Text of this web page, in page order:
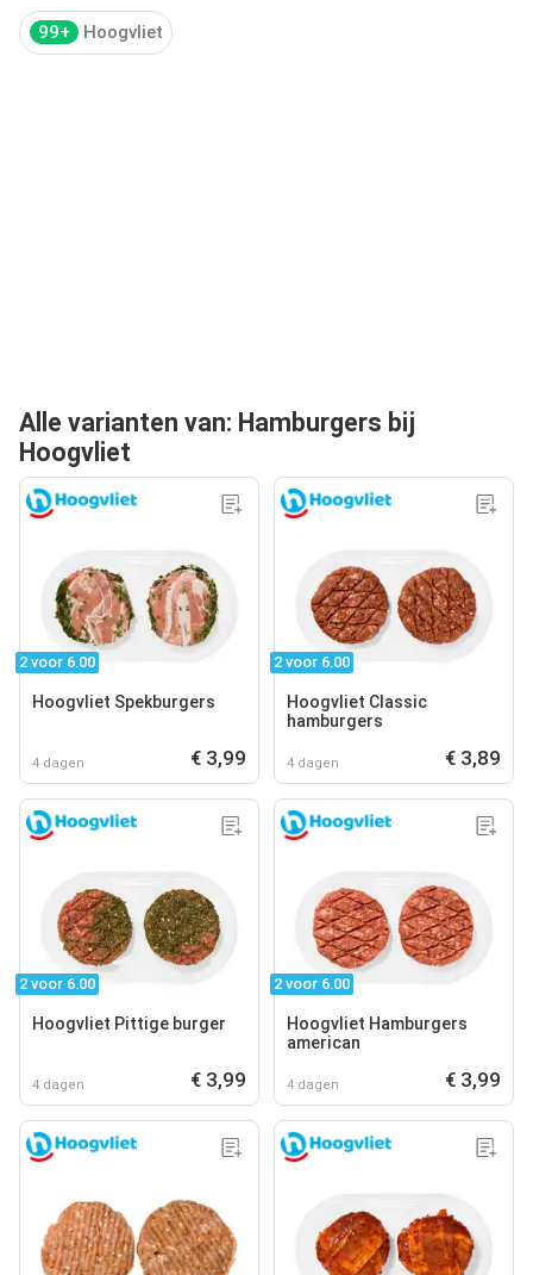
99+ Hoogvliet
Alle varianten van: Hamburgers bij
Hoogvliet
2 voor 6.00
Hoogvliet Spekburgers
4 dagen € 3,99
2 voor 6.00
Hoogvliet Classic
hamburgers
4 dagen € 3,89
2 voor 6.00
Hoogvliet Pittige burger
4 dagen € 3,99
2 voor 6.00
Hoogvliet Hamburgers
american
4 dagen € 3,99